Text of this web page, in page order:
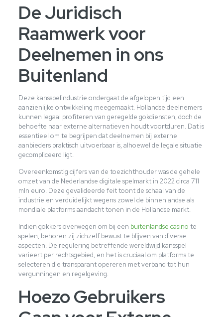
De Juridisch
Raamwerk voor
Deelnemen in ons
Buitenland
Deze kansspelindustrie ondergaat de afgelopen tijd een
aanzienlijke ontwikkeling meegemaakt. Hollandse deelnemers
kunnen legaal profiteren van geregelde gokdiensten, doch de
behoefte naar externe alternatieven houdt voortduren. Dat is
essentieel om te begrijpen dat deelnemen bij externe
aanbieders praktisch uitvoerbaar is, alhoewel de legale situatie
gecompliceerd ligt.
Overeenkomstig cijfers van de toezichthouder was de gehele
omzet van de Nederlandse digitale spelmarkt in 2022 circa 711
mln euro. Deze gevalideerde feit toont de schaal van de
industrie en verduidelijkt wegens zowel de binnenlandse als
mondiale platforms aandacht tonen in de Hollandse markt.
Indien gokkers overwegen om bij een buitenlandse casino te
spelen, behoren zij zichzelf bewust te blijven van diverse
aspecten. De regulering betreffende wereldwijd kansspel
varieert per rechtsgebied, en het is cruciaal om platforms te
selecteren die transparant opereren met verband tot hun
vergunningen en regelgeving.
Hoezo Gebruikers